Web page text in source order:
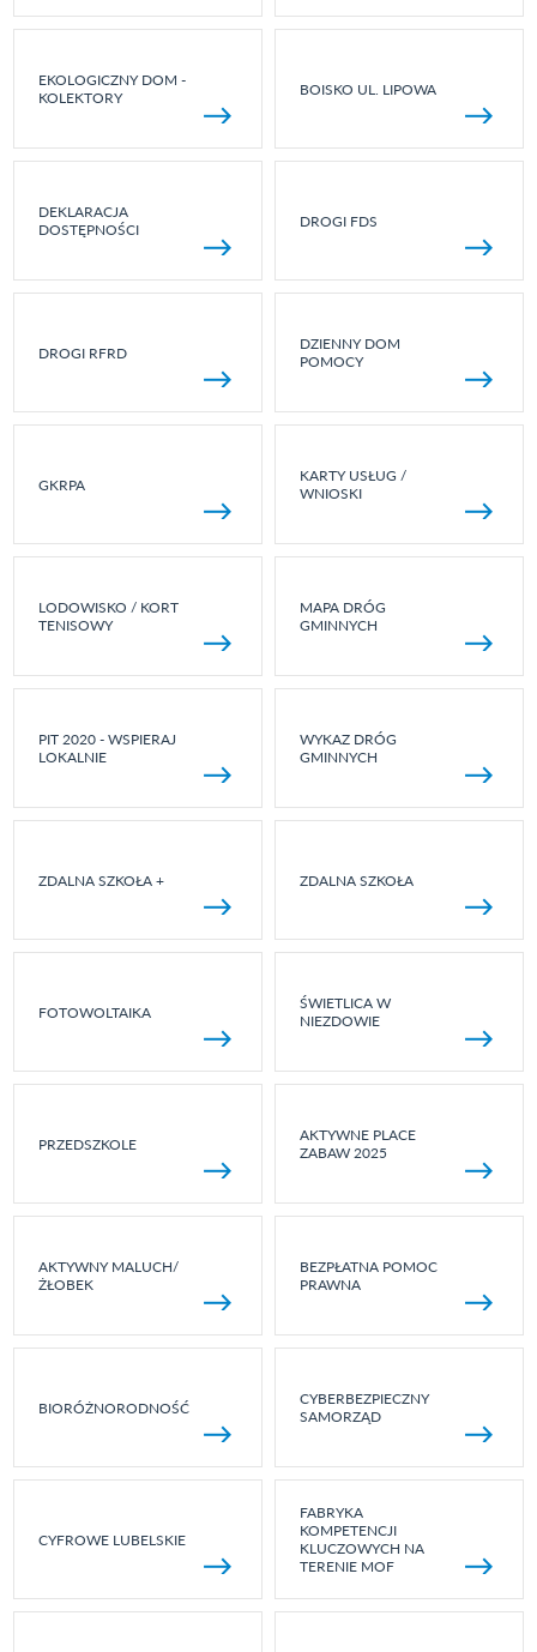
EKOLOGICZNY DOM -
KOLEKTORY
BOISKO UL. LIPOWA
DEKLARACJA
DOSTĘPNOŚCI
DROGI FDS
DROGI RFRD
DZIENNY DOM
POMOCY
GKRPA
KARTY USŁUG /
WNIOSKI
LODOWISKO / KORT
TENISOWY
MAPA DRÓG
GMINNYCH
PIT 2020 - WSPIERAJ
LOKALNIE
WYKAZ DRÓG
GMINNYCH
ZDALNA SZKOŁA + ZDALNA SZKOŁA
FOTOWOLTAIKA
ŚWIETLICA W
NIEZDOWIE
PRZEDSZKOLE
AKTYWNE PLACE
ZABAW 2025
AKTYWNY MALUCH/
ŻŁOBEK
BEZPŁATNA POMOC
PRAWNA
BIORÓŻNORODNOŚĆ
CYBERBEZPIECZNY
SAMORZĄD
CYFROWE LUBELSKIE
FABRYKA
KOMPETENCJI
KLUCZOWYCH NA
TERENIE MOF